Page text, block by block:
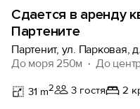
Сдается в аренду
Партените
Партенит, ул. Парковая,
До моря 250м
До
31 m2 3 гостя 2